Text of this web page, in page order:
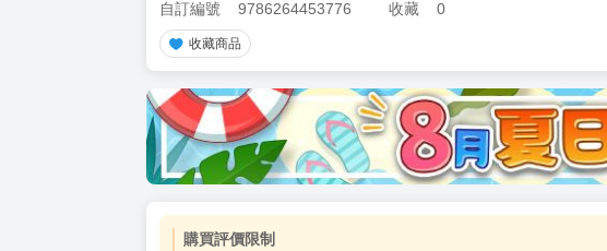
自訂編號
9786264453776 收藏 0
收藏商品
購買評價限制